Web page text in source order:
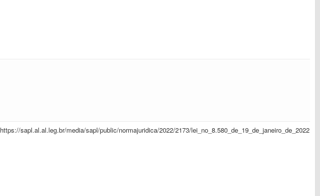
https://sapl.al.al.leg.br/media/sapl/public/normajuridica/2022/2173/